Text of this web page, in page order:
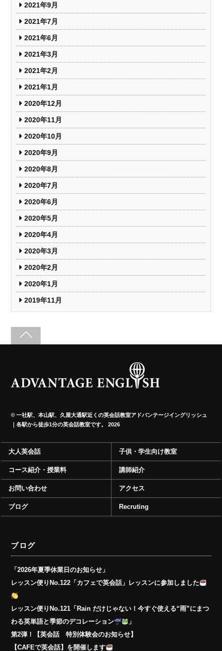
2021年9月
2021年7月
2021年6月
2021年3月
2021年2月
2021年1月
2020年12月
2020年11月
2020年10月
2020年9月
2020年8月
2020年7月
2020年6月
2020年5月
2020年4月
2020年3月
2020年2月
2020年1月
2019年11月
©一社駅、本山駅、久屋大通駅近くの英会話教室アドバンテージイングリッシュ
｜各駅から徒歩1分の英会話教室です。
2026
大人英会話 子供・学生向け教室
コース紹介・授業料 講師紹介
お問い合わせ アクセス
ブログ Recruting
ブログ
「2026年夏季休業日のお知らせ」
レッスン便りNo.122「カフェで英会話」レッスンに参加しました
レッスン便りNo.121「Rain だけじゃない！今すぐ使える“雨”にまつ
わる英単語と季節のデコレーション
」
第2弾！【英会話 特別体験会のお知らせ】
【CAFEで英会話】を開催します